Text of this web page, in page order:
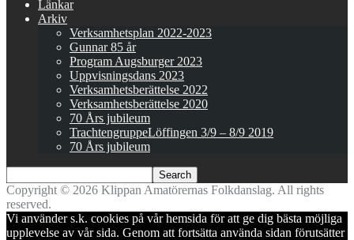
Länkar
Arkiv
Verksamhetsplan 2022-2023
Gunnar 85 år
Program Augsburger 2023
Uppvisningsdans 2023
Verksamhetsberättelse 2022
Verksamhetsberättelse 2020
70 Års jubileum
TrachtengruppeLöffingen 3/9 – 8/9 2019
70 Års jubileum
Copyright © 2026 Klippan Amatörernas Folkdanslag. All rights
reserved.
Vi använder s.k. cookies på vår hemsida för att ge dig bästa möjliga
upplevelse av vår sida. Genom att fortsätta använda sidan förutsätter